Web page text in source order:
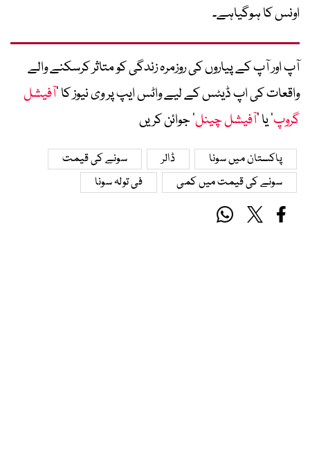
اونس کا ہوگیاہے۔
آپ اور آپ کے پیاروں کی روزمرہ زندگی کو متاثر کرسکنے والے
واقعات کی اپ ڈیٹس کے لیے واٹس ایپ پر وی نیوز کا ’آفیشل
گروپ‘ یا ’آفیشل چینل‘ جوائن کریں
پاکستان میں سونا ڈالر
سونے کی قیمت
سونے کی قیمت میں کمی
فی تولہ سونا